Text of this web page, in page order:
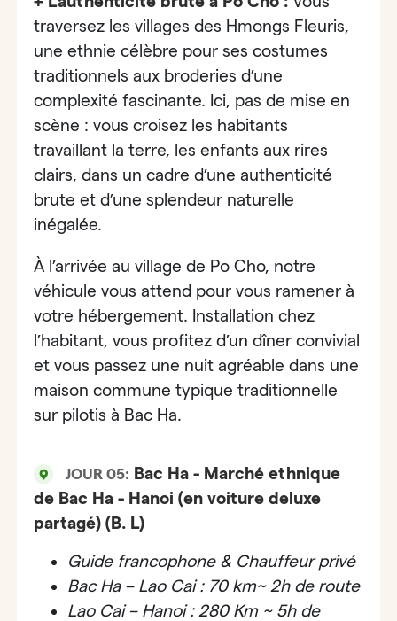
traversez les villages des Hmongs Fleuris,
une ethnie célèbre pour ses costumes
traditionnels aux broderies d’une
complexité fascinante. Ici, pas de mise en
scène : vous croisez les habitants
travaillant la terre, les enfants aux rires
clairs, dans un cadre d’une authenticité
brute et d’une splendeur naturelle
inégalée.
À l’arrivée au village de Po Cho, notre
véhicule vous attend pour vous ramener à
votre hébergement. Installation chez
l’habitant, vous profitez d’un dîner convivial
et vous passez une nuit agréable dans une
maison commune typique traditionnelle
sur pilotis à Bac Ha.
JOUR 05: Bac Ha - Marché ethnique
de Bac Ha - Hanoi (en voiture deluxe
partagé) (B. L)
Guide francophone & Chauffeur privé
Bac Ha – Lao Cai : 70 km~ 2h de route
Lao Cai – Hanoi : 280 Km ~ 5h de